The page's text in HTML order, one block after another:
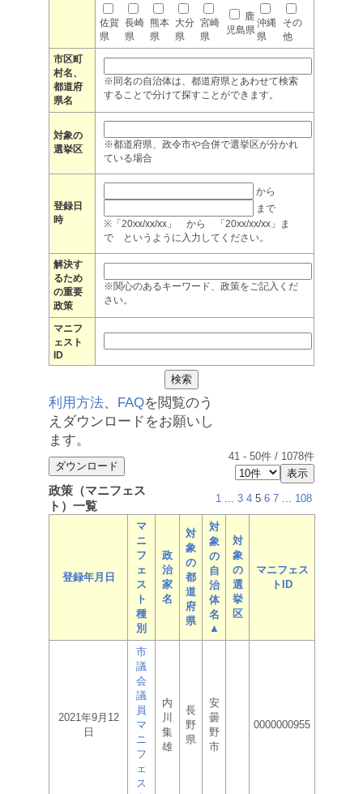
佐賀
県
長崎
県
熊本
県
大分
県
宮崎
県
鹿
児島県
沖縄
県
その
他
市区町
村名、
都道府
県名
※同名の自治体は、都道府県とあわせて検索
することで分けて探すことができます。
対象の
選挙区
※都道府県、政令市や合併で選挙区が分かれ
ている場合
登録日
時
から
まで
※「20xx/xx/xx」 から 「20xx/xx/xx」ま
で というように入力してください。
解決す
るため
の重要
政策
※関心のあるキーワード、政策をご記入くだ
さい。
マニフ
ェスト
ID
利用方法、 FAQを閲覧のう
えダウンロードをお願いし
ます。
41 - 50件 / 1078件
政策（マニフェス
ト）一覧
1 ... 3 4 5 6 7 ... 108
登録年月日
マ
ニ
フ
ェ
ス
ト
種
別
政
治
家
名
対
象
の
都
道
府
県
対
象
の
自
治
体
名
▲
対
象
の
選
挙
区
マニフェス
トID
2021年9月12
日
市
議
会
議
員
マ
ニ
フ
ェ
ス
内
川
集
雄
長
野
県
安
曇
野
市
0000000955